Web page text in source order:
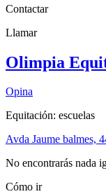
Contactar
Llamar
Olimpia
Opina
Equitación: escuelas
Avda Jaume balmes,
No encontrarás nada
Cómo ir